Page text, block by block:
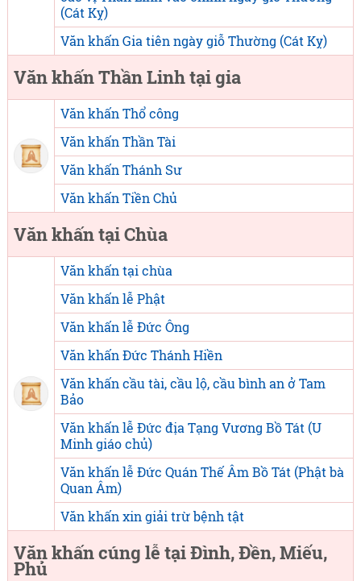
(Cát Kỵ)
Văn khấn Gia tiên ngày giỗ Thường (Cát Kỵ)
Văn khấn Thần Linh tại gia
Văn khấn Thổ công
Văn khấn Thần Tài
Văn khấn Thánh Sư
Văn khấn Tiền Chủ
Văn khấn tại Chùa
Văn khấn tại chùa
Văn khấn lễ Phật
Văn khấn lễ Đức Ông
Văn khấn Đức Thánh Hiền
Văn khấn cầu tài, cầu lộ, cầu bình an ở Tam
Bảo
Văn khấn lễ Đức địa Tạng Vương Bồ Tát (U
Minh giáo chủ)
Văn khấn lễ Đức Quán Thế Âm Bồ Tát (Phật bà
Quan Âm)
Văn khấn xin giải trừ bệnh tật
Văn khấn cúng lễ tại Đình, Đền, Miếu,
Phủ